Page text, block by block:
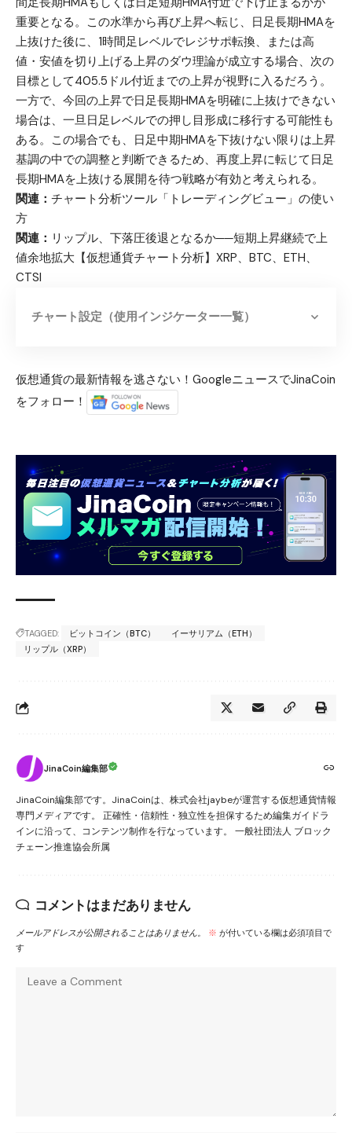
重要となる。この水準から再び上昇へ転じ、日足長期HMAを
上抜けた後に、1時間足レベルでレジサポ転換、または高
値・安値を切り上げる上昇のダウ理論が成立する場合、次の
目標として405.5ドル付近までの上昇が視野に入るだろう。
一方で、今回の上昇で日足長期HMAを明確に上抜けできない
場合は、一旦日足レベルでの押し目形成に移行する可能性も
ある。この場合でも、日足中期HMAを下抜けない限りは上昇
基調の中での調整と判断できるため、再度上昇に転じて日足
長期HMAを上抜ける展開を待つ戦略が有効と考えられる。
関連： チャート分析ツール「トレーディングビュー」の使い
方
関連： リップル、下落圧後退となるか──短期上昇継続で上
値余地拡大【仮想通貨チャート分析】XRP、BTC、ETH、
CTSI
チャート設定（使用インジケーター一覧）
仮想通貨の最新情報を逃さない！GoogleニュースでJinaCoin
をフォロー！
TAGGED: ビットコイン（BTC）
イーサリアム（ETH）
リップル（XRP）
JinaCoin編集部
JinaCoin編集部です。JinaCoinは、株式会社jaybeが運営する仮想通貨情報
専門メディアです。 正確性・信頼性・独立性を担保するため編集ガイドラ
インに沿って、コンテンツ制作を行なっています。 一般社団法人 ブロック
チェーン推進協会所属
コメントはまだありません
メールアドレスが公開されることはありません。 ※ が付いている欄は必須項目で
す